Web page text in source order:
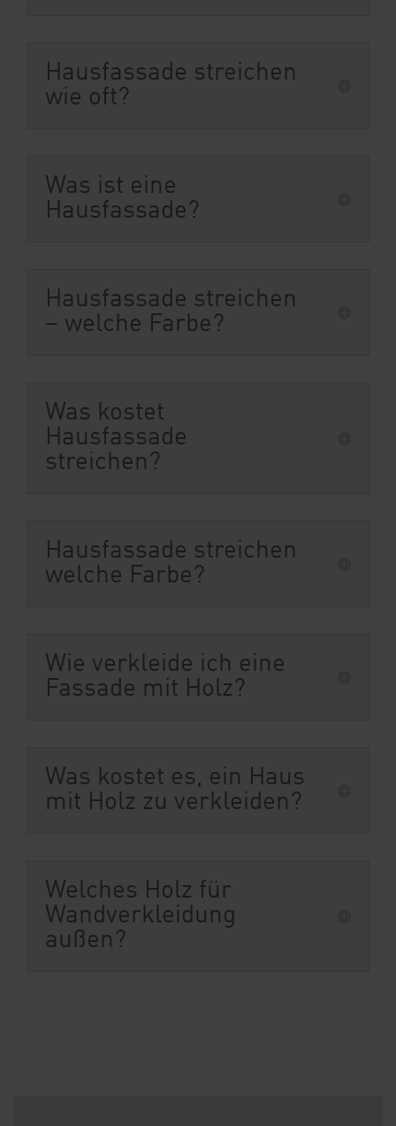
Hausfassade streichen
wie oft?
Was ist eine
Hausfassade?
Hausfassade streichen
– welche Farbe?
Was kostet
Hausfassade
streichen?
Hausfassade streichen
welche Farbe?
Wie verkleide ich eine
Fassade mit Holz?
Was kostet es, ein Haus
mit Holz zu verkleiden?
Welches Holz für
Wandverkleidung
außen?